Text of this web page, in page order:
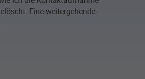
Eine weitergehende